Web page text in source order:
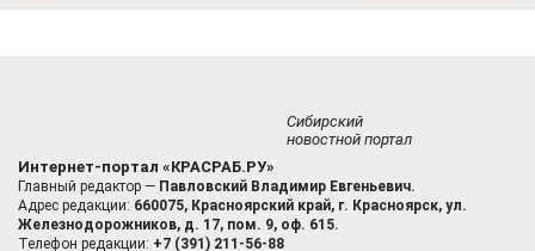
Сибирский
новостной портал
Интернет-портал «КРАСРАБ.РУ»
Главный редактор — Павловский Владимир Евгеньевич.
Адрес редакции: 660075, Красноярский край, г. Красноярск, ул.
Железнодорожников, д. 17, пом. 9, оф. 615.
Телефон редакции: +7 (391) 211-56-88